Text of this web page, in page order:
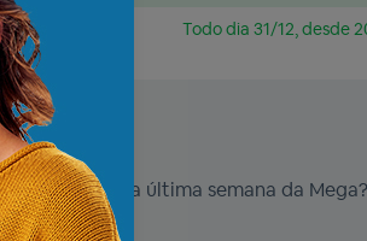
Todo dia 31/12, desde
resultados da última semana da